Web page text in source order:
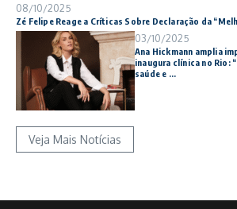
08/10/2025
Zé Felipe Reage a Críticas Sobre Declaração da
03/10/2025
Ana Hickmann amplia
inaugura clínica no Rio:
saúde e ...
Veja Mais Notícias